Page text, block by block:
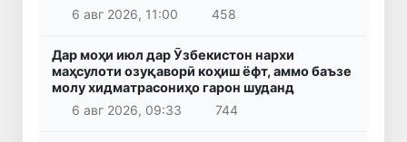
6 авг 2026, 11:00
458
Дар моҳи июл дар Ӯзбекистон нархи
маҳсулоти озуқаворӣ коҳиш ёфт, аммо баъзе
молу хидматрасониҳо гарон шуданд
6 авг 2026, 09:33
744